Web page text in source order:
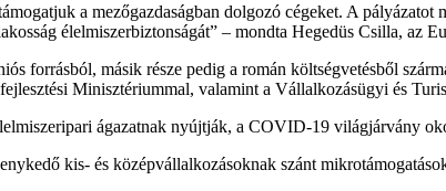
a mezőgazdaságban dolgozó cégeket. A
élelmiszerbiztonságát” – mondta Hegedüs Csilla, az
forrásból, másik része pedig a román költségvetésből
Minisztériummal, valamint a Vállalkozásügyi és
ágazatnak nyújtják, a COVID-19 világjárvány
kis- és középvállalkozásoknak szánt